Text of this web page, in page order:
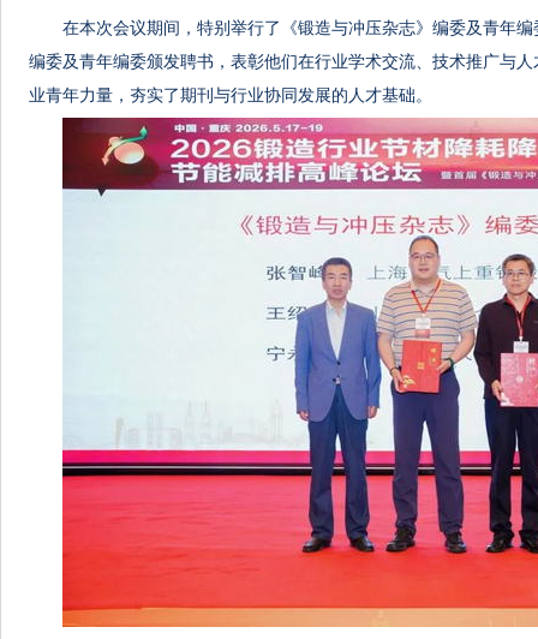
在本次会议期间，特别举行了《锻造与冲压杂志》编委及青年
编委及青年编委颁发聘书，表彰他们在行业学术交流、技术推广与
业青年力量，夯实了期刊与行业协同发展的人才基础。